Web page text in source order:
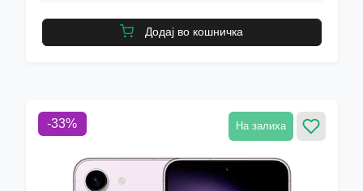
Додај во кошничка
-33% На залиха